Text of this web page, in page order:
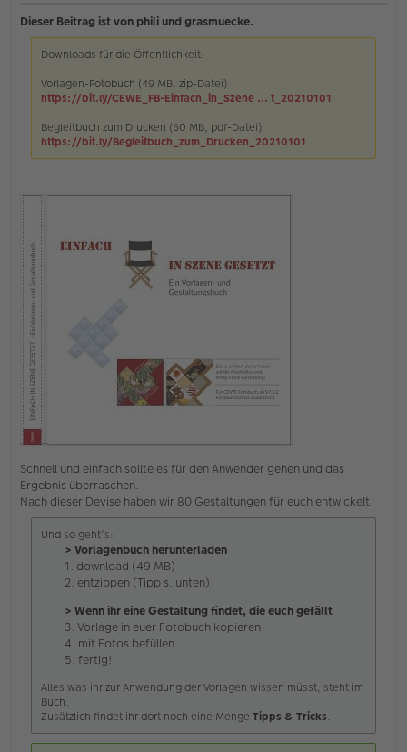
n
g
e
t
Dieser Beitrag ist von phili und grasmuecke.
Downloads für die Öffentlichkeit:
Vorlagen-Fotobuch (49 MB, zip-Datei)
https://bit.ly/CEWE_FB-Einfach_in_Szene ... t_20210101
Begleitbuch zum Drucken (50 MB, pdf-Datei)
https://bit.ly/Begleitbuch_zum_Drucken_20210101
Schnell und einfach sollte es für den Anwender gehen und das
Ergebnis überraschen.
Nach dieser Devise haben wir 80 Gestaltungen für euch entwickelt.
Und so geht’s:
> Vorlagenbuch herunterladen
1. download (49 MB)
2. entzippen (Tipp s. unten)
> Wenn ihr eine Gestaltung findet, die euch gefällt
3. Vorlage in euer Fotobuch kopieren
4. mit Fotos befüllen
5. fertig!
Alles was ihr zur Anwendung der Vorlagen wissen müsst, steht im
Buch.
Zusätzlich findet ihr dort noch eine Menge Tipps & Tricks.